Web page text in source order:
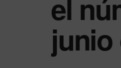
el
junio